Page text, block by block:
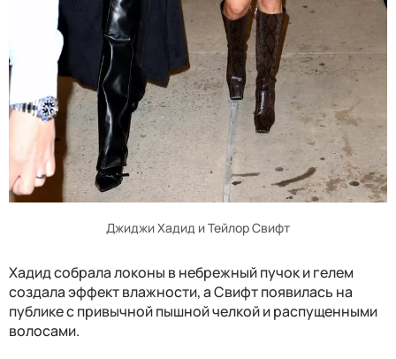
Джиджи Хадид и Тейлор Свифт
Хадид собрала локоны в небрежный пучок и гелем
создала эффект влажности, а Свифт появилась на
публике с привычной пышной челкой и распущенными
волосами.